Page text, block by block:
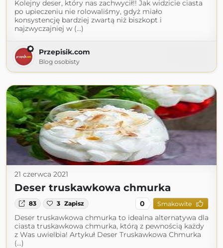
Kolejny deser, który nas zachwycił!! Jak widzicie ciasta
po upieczeniu nie rolowaliśmy, gdyż miało
konsystencję bardziej zwartą niż biszkopt i
najzwyczajniej w (...)
Przepisik.com
Blog osobisty
21 czerwca 2021
Deser truskawkowa chmurka
83 3 Zapisz 0 Smakowite
Deser truskawkowa chmurka to idealna alternatywa dla
ciasta truskawkowa chmurka, którą z pewnością każdy
z Was uwielbia! Artykuł Deser Truskawkowa Chmurka
(...)